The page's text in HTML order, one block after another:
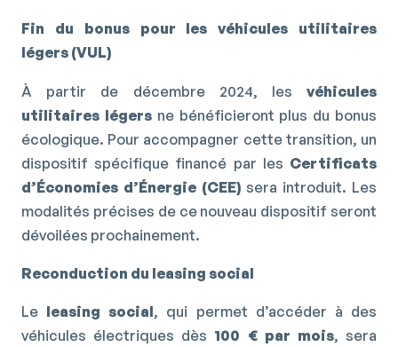
Fin du bonus pour les véhicules utilitaires
légers (VUL)
À partir de décembre 2024, les véhicules
utilitaires légersne bénéficieront plus du bonus
écologique. Pour accompagner cette transition, un
dispositif spécifique financé par les Certificats
d’Économies d’Énergie (CEE) sera introduit. Les
modalités précises de ce nouveau dispositif seront
dévoilées prochainement.
Reconduction du leasing social
Le leasing social, qui permet d’accéder à des
véhicules électriques dès 100 € par mois, sera